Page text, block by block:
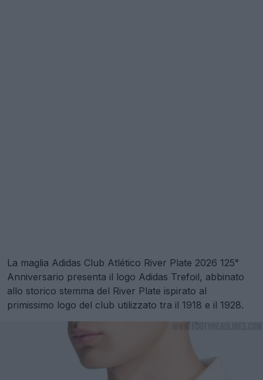
La maglia Adidas Club Atlético River Plate 2026 125°
Anniversario presenta il logo Adidas Trefoil, abbinato
allo storico stemma del River Plate ispirato al
primissimo logo del club utilizzato tra il 1918 e il 1928.